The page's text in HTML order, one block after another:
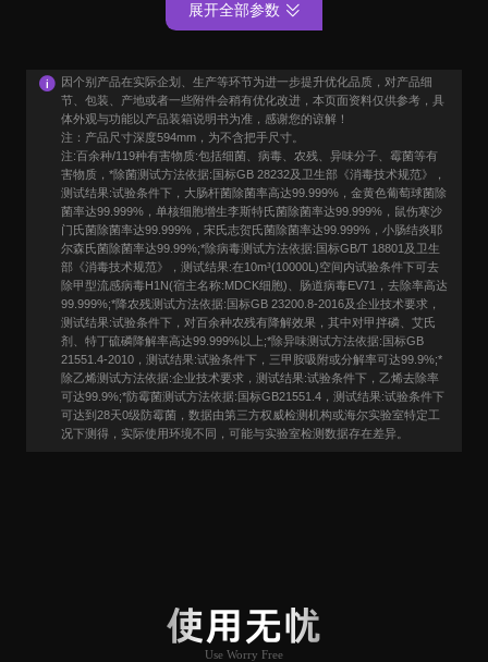
因个别产品在实际企划、生产等环节为进一步提升优化品质，对产品细
节、包装、产地或者一些附件会稍有优化改进，本页面资料仅供参考，具
体外观与功能以产品装箱说明书为准，感谢您的谅解！
注：产品尺寸深度594mm，为不含把手尺寸。
注:百余种/119种有害物质:包括细菌、病毒、农残、异味分子、霉菌等有
害物质，*除菌测试方法依据:国标GB 28232及卫生部《消毒技术规范》，
测试结果:试验条件下，大肠杆菌除菌率高达99.999%，金黄色葡萄球菌除
菌率达99.999%，单核细胞增生李斯特氏菌除菌率达99.999%，鼠伤寒沙
门氏菌除菌率达99.999%，宋氏志贺氏菌除菌率达99.999%，小肠结炎耶
尔森氏菌除菌率达99.99%;*除病毒测试方法依据:国标GB/T 18801及卫生
部《消毒技术规范》，测试结果:在10m³(10000L)空间内试验条件下可去
除甲型流感病毒H1N(宿主名称:MDCK细胞)、肠道病毒EV71，去除率高达
99.999%;*降农残测试方法依据:国标GB 23200.8-2016及企业技术要求，
测试结果:试验条件下，对百余种农残有降解效果，其中对甲拌磷、艾氏
剂、特丁硫磷降解率高达99.999%以上;*除异味测试方法依据:国标GB
21551.4-2010，测试结果:试验条件下，三甲胺吸附或分解率可达99.9%;*
除乙烯测试方法依据:企业技术要求，测试结果:试验条件下，乙烯去除率
可达99.9%;*防霉菌测试方法依据:国标GB21551.4，测试结果:试验条件下
可达到28天0级防霉菌，数据由第三方权威检测机构或海尔实验室特定工
况下测得，实际使用环境不同，可能与实验室检测数据存在差异。
展开全部参数
使用无忧
Use Worry Free